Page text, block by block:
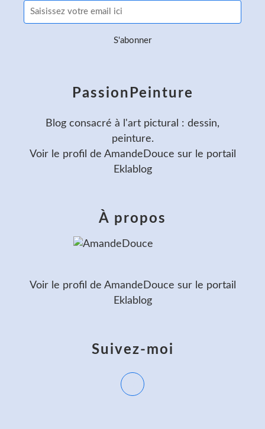
PassionPeinture
Blog consacré à l'art pictural : dessin,
peinture.
Voir le profil de AmandeDouce sur le portail
Eklablog
Suivez-moi
À propos
Voir le profil de AmandeDouce sur le portail
Eklablog